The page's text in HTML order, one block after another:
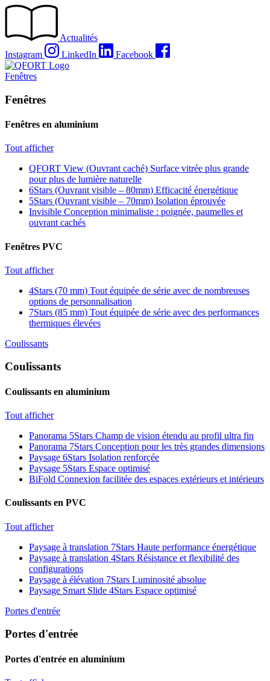
Passer
Actualités
Instagram
LinkedIn Facebook
Fenêtres
Fenêtres
Fenêtres en aluminium
Tout afficher
QFORT View (Ouvrant caché) Surface vitrée plus grande
pour plus de lumière naturelle
6Stars (Ouvrant visible – 80mm) Efficacité énergétique
5Stars (Ouvrant visible – 70mm) Isolation éprouvée
Invisible Conception minimaliste : poignée, paumelles et
ouvrant cachés
Fenêtres PVC
Tout afficher
4Stars (70 mm) Tout équipée de série avec de nombreuses
options de personnalisation
7Stars (85 mm) Tout équipée de série avec des performances
thermiques élevées
Coulissants
Coulissants
Coulissants en aluminium
Tout afficher
Panorama 5Stars Champ de vision étendu au profil ultra fin
Panorama 7Stars Conception pour les très grandes dimensions
Paysage 6Stars Isolation renforçée
Paysage 5Stars Espace optimisé
BiFold Connexion facilitée des espaces extérieurs et intérieurs
Coulissants en PVC
Tout afficher
Paysage à translation 7Stars Haute performance énergétique
Paysage à translation 4Stars Résistance et flexibilité des
configurations
Paysage à élévation 7Stars Luminosité absolue
Paysage Smart Slide 4Stars Espace optimisé
Portes d'entrée
Portes d'entrée
Portes d'entrée en aluminium